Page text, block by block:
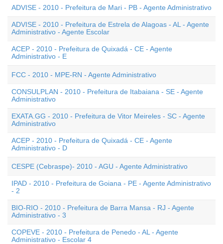
ADVISE - 2010 - Prefeitura de Mari - PB - Agente Administrativo
ADVISE - 2010 - Prefeitura de Estrela de Alagoas - AL - Agente
Administrativo - Agente Escolar
ACEP - 2010 - Prefeitura de Quixadá - CE - Agente
Administrativo - E
FCC - 2010 - MPE-RN - Agente Administrativo
CONSULPLAN - 2010 - Prefeitura de Itabaiana - SE - Agente
Administrativo
EXATA.GG - 2010 - Prefeitura de Vitor Meireles - SC - Agente
Administrativo
ACEP - 2010 - Prefeitura de Quixadá - CE - Agente
Administrativo - D
CESPE (Cebraspe)- 2010 - AGU - Agente Administrativo
IPAD - 2010 - Prefeitura de Goiana - PE - Agente Administrativo
- 2
BIO-RIO - 2010 - Prefeitura de Barra Mansa - RJ - Agente
Administrativo - 3
COPEVE - 2010 - Prefeitura de Penedo - AL - Agente
Administrativo - Escolar 4